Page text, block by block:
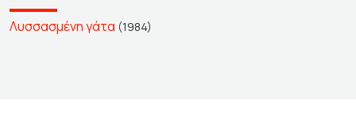
Λυσσασμένη γάτα (1984)